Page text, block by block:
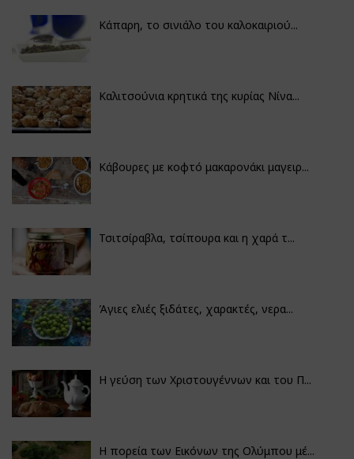
Κάπαρη, το σινιάλο του καλοκαιριού...
Καλιτσούνια κρητικά της κυρίας Νίνα...
Κάβουρες με κοφτό μακαρονάκι μαγειρ...
Τσιτσίραβλα, τσίπουρα και η χαρά τ...
Άγιες ελιές ξιδάτες, χαρακτές, νερα...
Η γεύση των Χριστουγέννων και του Π...
Η πορεία των Εικόνων της Ολύμπου μέ...